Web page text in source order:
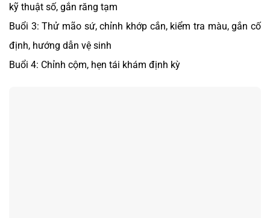
kỹ thuật số, gắn răng tạm
Buổi 3: Thử mão sứ, chỉnh khớp cắn, kiểm tra màu, gắn cố
định, hướng dẫn vệ sinh
Buổi 4: Chỉnh cộm, hẹn tái khám định kỳ